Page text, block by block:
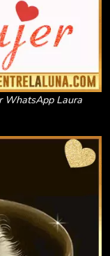
WhatsApp Laura